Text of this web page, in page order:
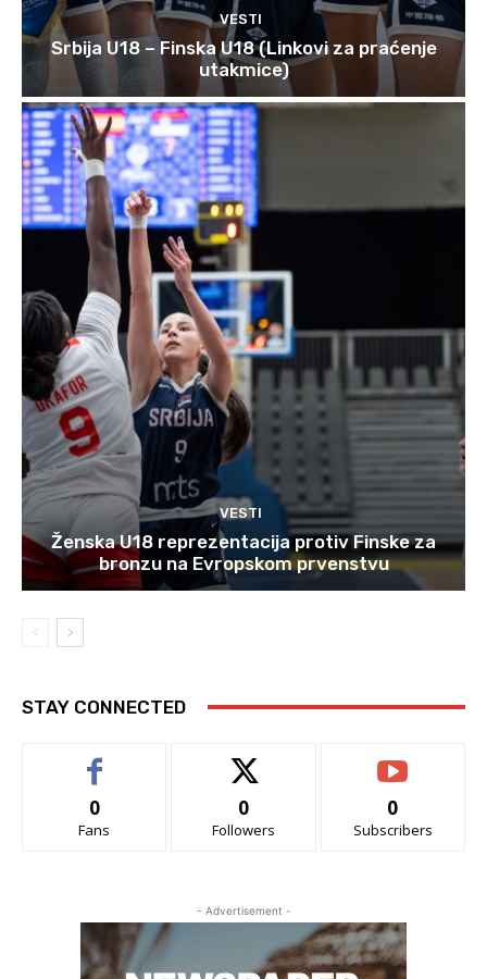
VESTI
Srbija U18 – Finska U18 (Linkovi za praćenje
utakmice)
VESTI
Ženska U18 reprezentacija protiv Finske za
bronzu na Evropskom prvenstvu
STAY CONNECTED
0
Fans
0
Followers
0
Subscribers
- Advertisement -